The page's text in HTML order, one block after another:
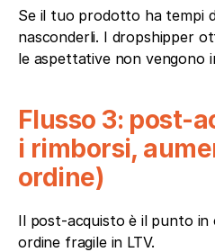
Se il tuo prodotto ha tempi
nasconderli. I dropshipper
le aspettative non vengono
Flusso 3: post-
i rimborsi,
ordine)
Il post-acquisto è il punto
ordine fragile in LTV.